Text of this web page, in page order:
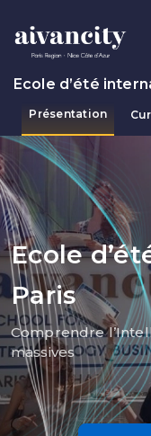
Ecole d’été
Présentation
Fil d'Ariane
Ecole
Paris
Comprendre
massives